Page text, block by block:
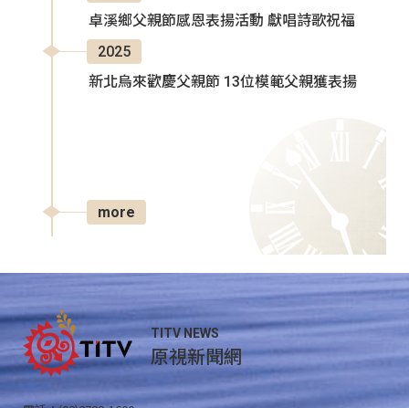
卓溪鄉父親節感恩表揚活動 獻唱詩歌祝福
2025
新北烏來歡慶父親節 13位模範父親獲表揚
more
TITV NEWS
原視新聞網